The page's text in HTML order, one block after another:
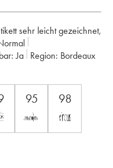
sehr leicht gezeichnet,
ja Region:
Bordeaux
95 98